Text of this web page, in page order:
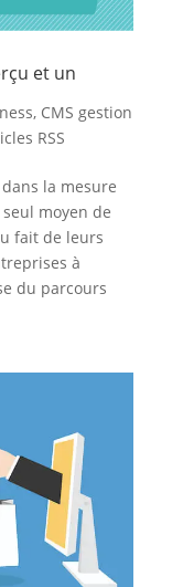
et un
, CMS gestion
RSS
la mesure
moyen de
fait de leurs
à
du parcours